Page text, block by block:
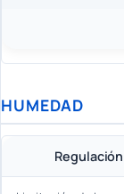
HUMEDAD